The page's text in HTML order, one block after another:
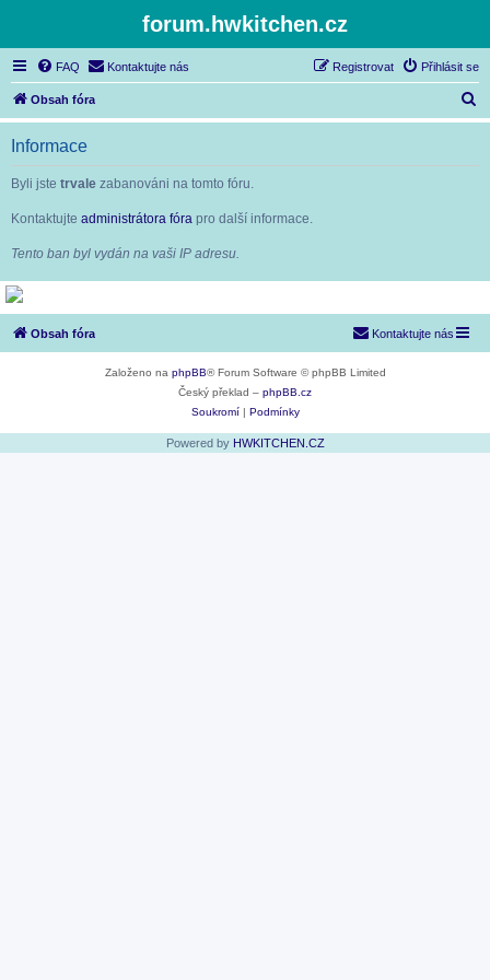
forum.hwkitchen.cz
FAQ Kontaktujte nás Přihlásit se
Registrovat
Obsah fóra
l
Informace
Byli jste trvale zabanováni na tomto fóru.
Kontaktujte administrátora fóra pro další informace.
Tento ban byl vydán na vaši IP adresu.
Obsah fóra Kontaktujte nás
Založeno na phpBB® Forum Software © phpBB Limited
Český překlad – phpBB.cz
Soukromí| Podmínky
Powered by HWKITCHEN.CZ